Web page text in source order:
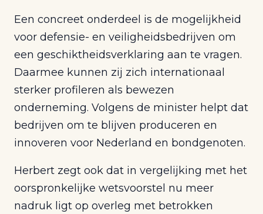
Een concreet onderdeel is de mogelijkheid
voor defensie- en veiligheidsbedrijven om
een geschiktheidsverklaring aan te vragen.
Daarmee kunnen zij zich internationaal
sterker profileren als bewezen
onderneming. Volgens de minister helpt dat
bedrijven om te blijven produceren en
innoveren voor Nederland en bondgenoten.
Herbert zegt ook dat in vergelijking met het
oorspronkelijke wetsvoorstel nu meer
nadruk ligt op overleg met betrokken